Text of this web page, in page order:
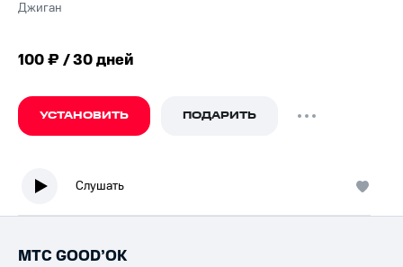
Джиган
100 ₽ / 30 дней
УСТАНОВИТЬ ПОДАРИТЬ
Слушать
МТС GOOD’OK